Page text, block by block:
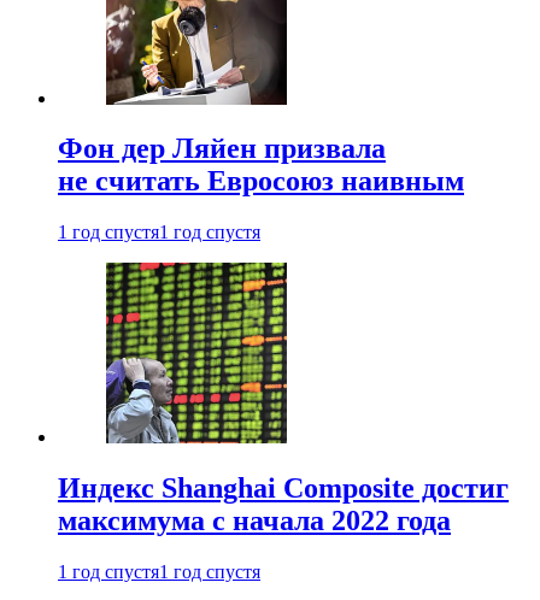
Фон дер Ляйен призвала
не считать Евросоюз наивным
1 год спустя1 год спустя
Индекс Shanghai Composite достиг
максимума с начала 2022 года
1 год спустя1 год спустя